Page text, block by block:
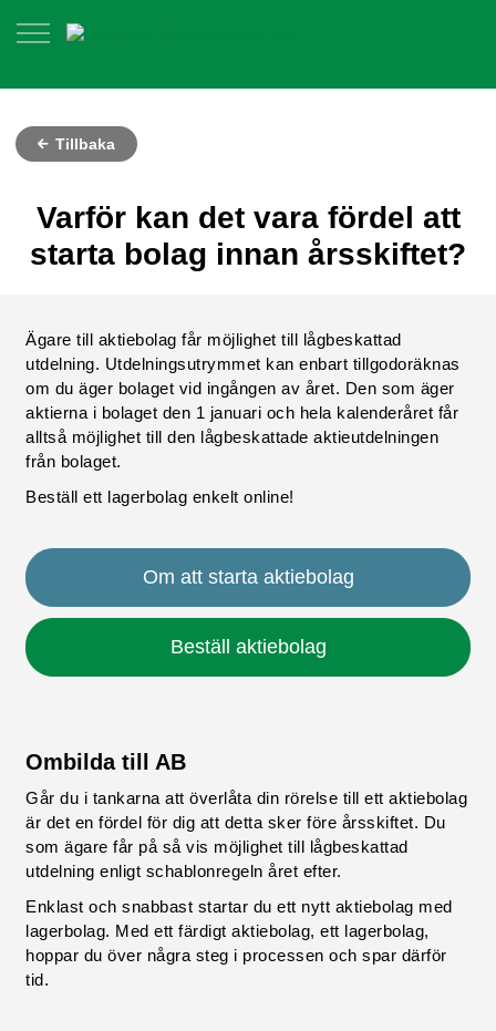
Tillbaka
Varför kan det vara fördel att
starta bolag innan årsskiftet?
Ägare till aktiebolag får möjlighet till lågbeskattad
utdelning. Utdelningsutrymmet kan enbart tillgodoräknas
om du äger bolaget vid ingången av året. Den som äger
aktierna i bolaget den 1 januari och hela kalenderåret får
alltså möjlighet till den lågbeskattade aktieutdelningen
från bolaget.
Beställ ett lagerbolag enkelt online!
Om att starta aktiebolag
Beställ aktiebolag
Ombilda till AB
Går du i tankarna att överlåta din rörelse till ett aktiebolag
är det en fördel för dig att detta sker före årsskiftet. Du
som ägare får på så vis möjlighet till lågbeskattad
utdelning enligt schablonregeln året efter.
Enklast och snabbast startar du ett nytt aktiebolag med
lagerbolag. Med ett färdigt aktiebolag, ett lagerbolag,
hoppar du över några steg i processen och spar därför
tid.